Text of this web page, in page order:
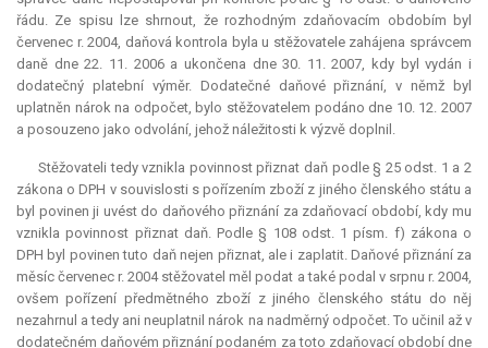
řádu. Ze spisu lze shrnout, že rozhodným zdaňovacím obdobím byl
červenec r. 2004, daňová kontrola byla u stěžovatele zahájena správcem
daně dne 22. 11. 2006 a ukončena dne 30. 11. 2007, kdy byl vydán i
dodatečný platební výměr. Dodatečné daňové přiznání, v němž byl
uplatněn nárok na odpočet, bylo stěžovatelem podáno dne 10. 12. 2007
a posouzeno jako odvolání, jehož náležitosti k výzvě doplnil.
Stěžovateli tedy vznikla povinnost přiznat daň podle § 25 odst. 1 a 2
zákona o DPH v souvislosti s pořízením zboží z jiného členského státu a
byl povinen ji uvést do daňového přiznání za zdaňovací období, kdy mu
vznikla povinnost přiznat daň. Podle § 108 odst. 1 písm. f) zákona o
DPH byl povinen tuto daň nejen přiznat, ale i zaplatit. Daňové přiznání za
měsíc červenec r. 2004 stěžovatel měl podat a také podal v srpnu r. 2004,
ovšem pořízení předmětného zboží z jiného členského státu do něj
nezahrnul a tedy ani neuplatnil nárok na nadměrný odpočet. To učinil až v
dodatečném daňovém přiznání podaném za toto zdaňovací období dne